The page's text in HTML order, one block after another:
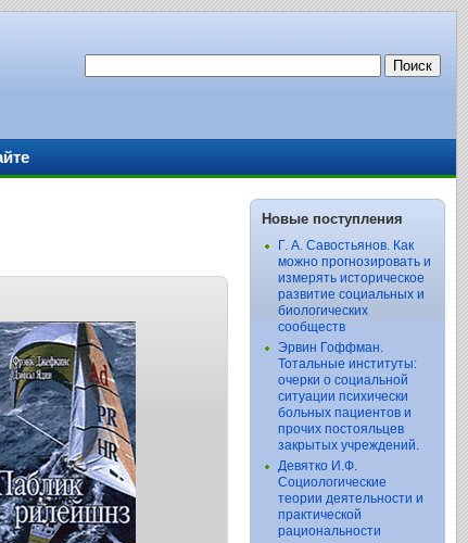
Новые поступления
Г. А. Савостьянов. Как
можно прогнозировать и
измерять историческое
развитие социальных и
биологических
сообществ
Эрвин Гоффман.
Тотальные институты:
очерки о социальной
ситуации психически
больных пациентов и
прочих постояльцев
закрытых учреждений.
Девятко И.Ф.
Социологические
теории деятельности и
практической
рациональности